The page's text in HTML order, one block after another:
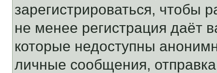
зарегистрироваться, чтобы
не менее регистрация даёт
которые недоступны
личные сообщения,